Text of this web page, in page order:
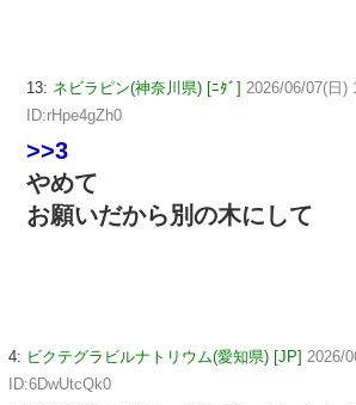
13: ネビラピン(神奈川県) [ﾆﾀﾞ] 2026/06/07(日)
ID:rHpe4gZh0
>>3
やめて
お願いだから別の木にして
4: ビクテグラビルナトリウム(愛知県) [JP] 2026/
ID:6DwUtcQk0